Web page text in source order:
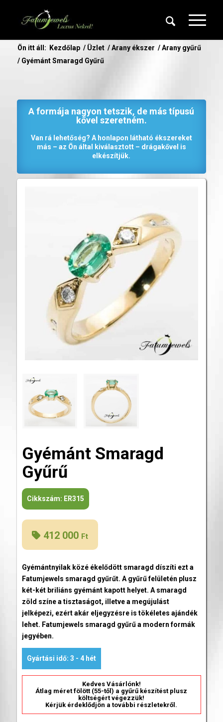
Ön itt áll: Kezdőlap / Üzlet / Arany ékszer / Arany gyűrű
/ Gyémánt Smaragd Gyűrű
A formája nagyon tetszik, de más típusú
kővel szeretném.
Van rá lehetőség? A honlapon látható ékszereket
más – az Ön által kiválasztott – drágakővel is
elkészítjük.
Gyémánt Smaragd
Gyűrű
Cikkszám: ER315
412 000 Ft
Gyémántnyilak közé ékelődött smaragd díszíti ezt a
Fatumjewels smaragd gyűrűt. A gyűrű felületén plusz
két-két briliáns gyémánt kapott helyet. A smaragd
zöld színe a tisztaságot, illetve a megújulást
jelképezi, ezért akár eljegyzésre is tökéletes ajándék
lehet. Fatumjewels smaragd gyűrű a modern formák
jegyében.
Gyártási idő: 3 - 4 hét
Kedves Vásárlónk!
Átlag méret fölött (55-től) a gyűrű készítést plusz
költségért végezzük!
Kérjük érdeklődjön a további részletekről.